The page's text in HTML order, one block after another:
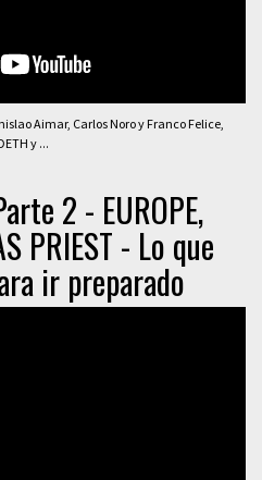
Aimar, Carlos Noro y Franco Felice,
y ...
2 - EUROPE,
PRIEST - Lo que
ir preparado